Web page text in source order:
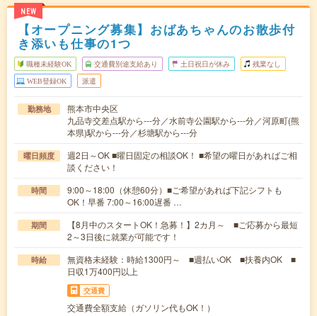
NEW
【オープニング募集】おばあちゃんのお散歩付
き添いも仕事の1つ
職種未経験OK 交通費別途支給あり 土日祝日が休み 残業なし
WEB登録OK 派遣
勤務地
熊本市中央区
九品寺交差点駅から---分／水前寺公園駅から---分／河原町(熊
本県)駅から---分／杉塘駅から---分
曜日頻度
週2日～OK ■曜日固定の相談OK！ ■希望の曜日があればご相
談ください！
時間
9:00～18:00（休憩60分）■ご希望があれば下記シフトも
OK！早番 7:00～16:00遅番 …
期間
【8月中のスタートOK！急募！】2カ月～ ■ご応募から最短
2～3日後に就業が可能です！
時給
無資格未経験：時給1300円～ ■週払いOK ■扶養内OK ■
日収1万400円以上
交通費
交通費全額支給（ガソリン代もOK！）